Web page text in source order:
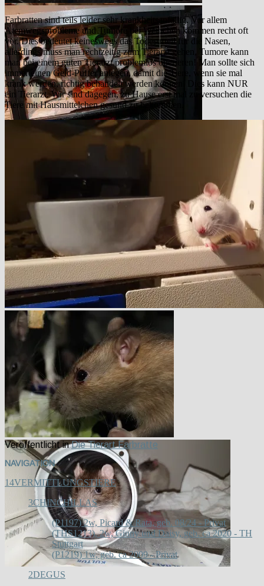
Farbratten sind teils leider sehr krankheitsanfällig. Vor allem
Atemwegsprobleme und Tumore bei Weibchen kommen recht oft
vor. Dies bedeutet keineswegs das Todesurteil für die Nasen,
allerdings muss man rechtzeitig zum Tierarzt gehen, Tumore kann
man bei einem guten Tierarzt problemlos operieren! Man sollte sich
immer einen Geld-Puffer anlegen, damit die Tiere, wenn sie mal
krank werden, richtig behandelt werden können. Dies kann NUR
ein Tierarzt. Wir sind dagegen, zu Hause erst mal zu versuchen die
Tiere mit Hausmittelchen gesund zu bekommen.
Veröffentlicht in Die Tierart Farbratte
NAVIGATION
14VERMITTLUNGSTIERE
3CHINCHILLAS
(P1197) 2w, Picard & Rata, geb. 08/24 - Privat
(THS1213), 2w, Ginny und Daisy, geb. ca 2020 - TH
Stuttgart
(P1219) 1w, geb. ca 2009 - Privat
2DEGUS